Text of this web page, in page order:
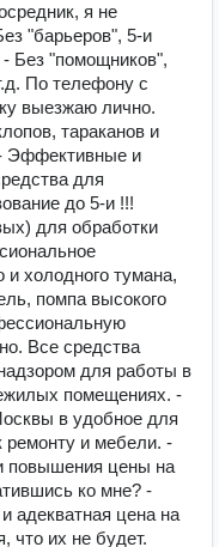
я не
"барьеров", 5-и
- Без "помощников",
По телефону с
выезжаю лично.
тараканов и
Эффективные и
для
до 5-и !!!
для обработки
и холодного тумана,
помпа высокого
Все средства
для работы в
помещениях. -
в удобное для
ремонту и мебели. -
повышения цены на
ко мне? -
адекватная цена на
что их не будет.